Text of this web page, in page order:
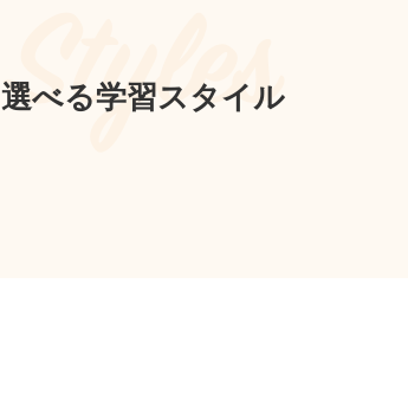
選べる学習スタイル
Styles